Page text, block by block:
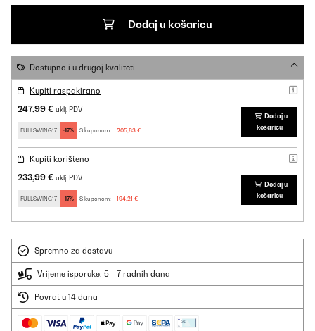
Dodaj u košaricu
Dostupno i u drugoj kvaliteti
Kupiti raspakirano
247,99 € uklj. PDV
FULLSWING17 -17% S kuponom: 205,83 €
Dodaj u
košaricu
Kupiti korišteno
233,99 € uklj. PDV
FULLSWING17 -17% S kuponom: 194,21 €
Dodaj u
košaricu
Spremno za dostavu
Vrijeme isporuke: 5 - 7 radnih dana
Povrat u 14 dana